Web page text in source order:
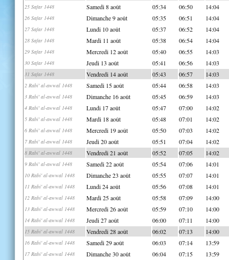
25 Safar 1448 Samedi 8 août 05:34 06:50 14:04
26 Safar 1448 Dimanche 9 août 05:35 06:51 14:04
27 Safar 1448 Lundi 10 août 05:37 06:52 14:04
28 Safar 1448 Mardi 11 août 05:38 06:54 14:04
29 Safar 1448 Mercredi 12 août 05:40 06:55 14:03
30 Safar 1448 Jeudi 13 août 05:41 06:56 14:03
31 Safar 1448 Vendredi 14 août 05:43 06:57 14:03
2 Rabi' al-awwal 1448 Samedi 15 août 05:44 06:58 14:03
3 Rabi' al-awwal 1448 Dimanche 16 août 05:45 06:59 14:03
4 Rabi' al-awwal 1448 Lundi 17 août 05:47 07:00 14:02
5 Rabi' al-awwal 1448 Mardi 18 août 05:48 07:01 14:02
6 Rabi' al-awwal 1448 Mercredi 19 août 05:50 07:03 14:02
7 Rabi' al-awwal 1448 Jeudi 20 août 05:51 07:04 14:02
8 Rabi' al-awwal 1448 Vendredi 21 août 05:52 07:05 14:02
9 Rabi' al-awwal 1448 Samedi 22 août 05:54 07:06 14:01
10 Rabi' al-awwal 1448 Dimanche 23 août 05:55 07:07 14:01
11 Rabi' al-awwal 1448 Lundi 24 août 05:56 07:08 14:01
12 Rabi' al-awwal 1448 Mardi 25 août 05:58 07:09 14:00
13 Rabi' al-awwal 1448 Mercredi 26 août 05:59 07:10 14:00
14 Rabi' al-awwal 1448 Jeudi 27 août 06:00 07:11 14:00
15 Rabi' al-awwal 1448 Vendredi 28 août 06:02 07:13 14:00
16 Rabi' al-awwal 1448 Samedi 29 août 06:03 07:14 13:59
17 Rabi' al-awwal 1448 Dimanche 30 août 06:04 07:15 13:59